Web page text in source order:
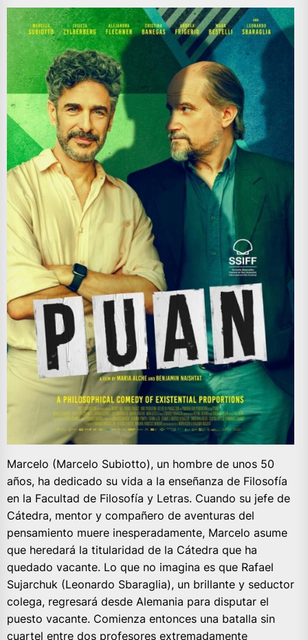
Marcelo (Marcelo Subiotto), un hombre de unos 50
años, ha dedicado su vida a la enseñanza de Filosofía
en la Facultad de Filosofía y Letras. Cuando su jefe de
Cátedra, mentor y compañero de aventuras del
pensamiento muere inesperadamente, Marcelo asume
que heredará la titularidad de la Cátedra que ha
quedado vacante. Lo que no imagina es que Rafael
Sujarchuk (Leonardo Sbaraglia), un brillante y seductor
colega, regresará desde Alemania para disputar el
puesto vacante. Comienza entonces una batalla sin
cuartel entre dos profesores extremadamente